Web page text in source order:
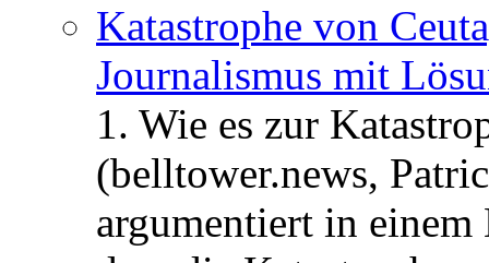
Katastrophe von
Journalismus mit
1. Wie es zur
(belltower.news,
argumentiert in